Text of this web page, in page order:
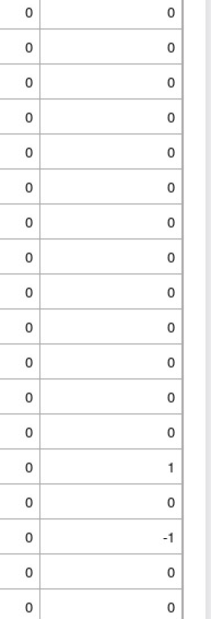
0
0
0
0
0
0
0
0
0
0
0
0
0
0
0
0
0
0
0
0
0
0
0
0
0
0
0
1
0
0
0
-1
0
0
0
0